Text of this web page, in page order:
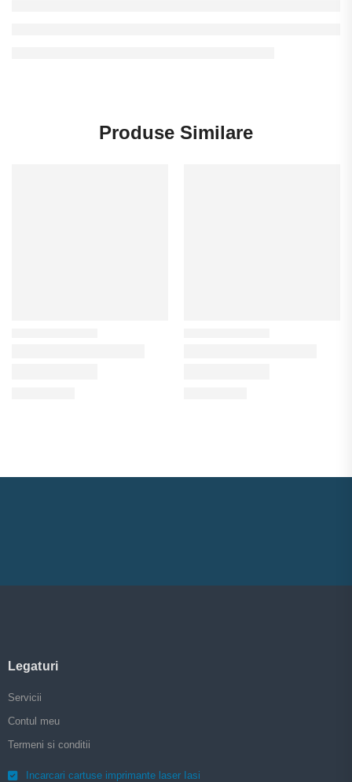
Produse Similare
Legaturi
Servicii
Contul meu
Termeni si conditii
Incarcari cartuse imprimante laser Iasi